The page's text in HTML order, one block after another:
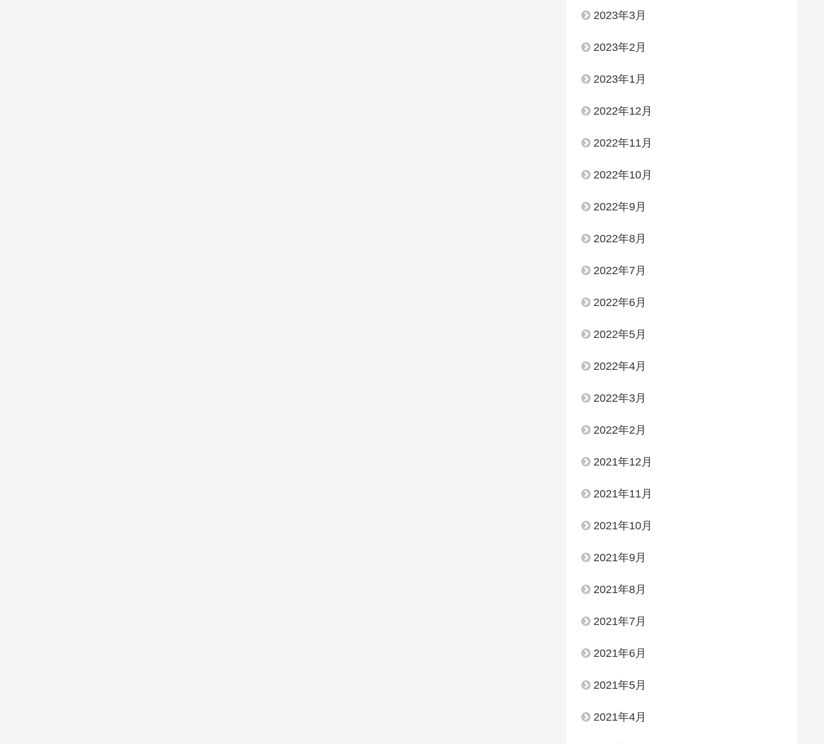
2023年3月
2023年2月
2023年1月
2022年12月
2022年11月
2022年10月
2022年9月
2022年8月
2022年7月
2022年6月
2022年5月
2022年4月
2022年3月
2022年2月
2021年12月
2021年11月
2021年10月
2021年9月
2021年8月
2021年7月
2021年6月
2021年5月
2021年4月